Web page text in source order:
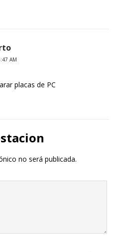
AM
placas de PC
no será publicada.